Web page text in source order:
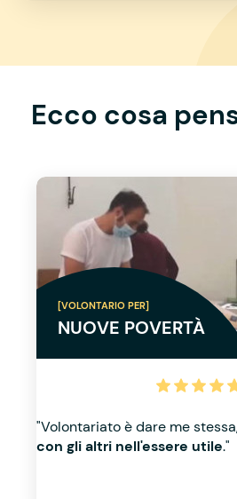
Ecco cosa
[VOLONTARIO PER]
NUOVE POVERTÀ
"Volontariato è dare me
con gli altri nell'essere utile."